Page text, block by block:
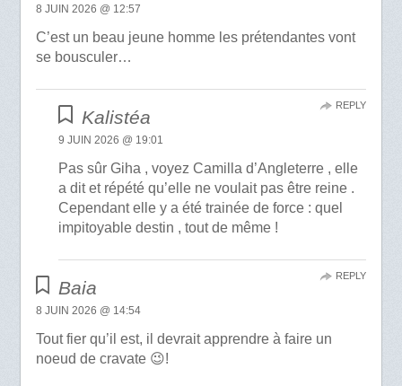
8 JUIN 2026 @ 12:57
C’est un beau jeune homme les prétendantes vont
se bousculer…
Kalistéa
9 JUIN 2026 @ 19:01
Pas sûr Giha , voyez Camilla d’Angleterre , elle
a dit et répété qu’elle ne voulait pas être reine .
Cependant elle y a été trainée de force : quel
impitoyable destin , tout de même !
REPLY
Baia
8 JUIN 2026 @ 14:54
Tout fier qu’il est, il devrait apprendre à faire un
noeud de cravate 😉!
REPLY